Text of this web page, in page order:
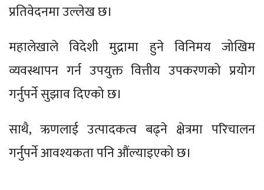
प्रतिवेदनमा उल्लेख छ।
महालेखाले विदेशी मुद्रामा हुने विनिमय जोखिम
व्यवस्थापन गर्न उपयुक्त वित्तीय उपकरणको प्रयोग
गर्नुपर्ने सुझाव दिएको छ।
साथै, ऋणलाई उत्पादकत्व बढ्ने क्षेत्रमा परिचालन
गर्नुपर्ने आवश्यकता पनि औंल्याइएको छ।